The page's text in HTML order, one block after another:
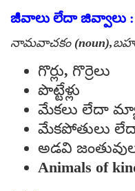
జీవాలు లేదా జివ్వాలు :
నామవాచకం
గొర్లు, గొర్రెలు
పొట్టేళ్లు
మేకలు లేదా
మేకపోతులు
అడవి
Animals of